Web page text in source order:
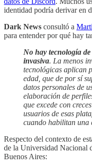
identidad podría derivar en
Dark News consultó a
para entender por qué hay
No hay tecnología
invasiva. La menos
tecnológicas aplican
edad, que de por sí
datos personales de
elaboración de
que excede con
usuarios de esas
cuando habilitan una
Respecto del contexto de
de la Universidad Nacional
Buenos Aires: